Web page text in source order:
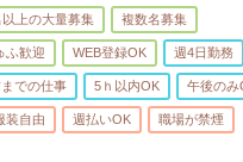
以上の大量募集 複数名募集
ふ歓迎 WEB登録OK 週4日勤務
での仕事 5ｈ以内OK 午後のみ
装自由 週払いOK 職場が禁煙